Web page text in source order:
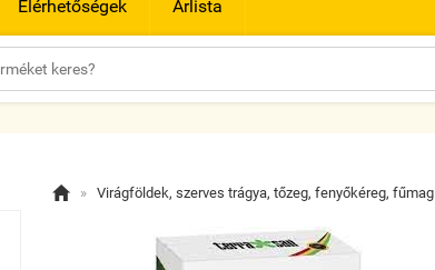
Elérhetőségek Árlista
 » Virágföldek, szerves trágya, tőzeg, fenyőkéreg, fűmag